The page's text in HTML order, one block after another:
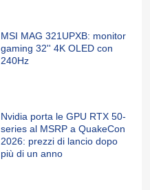
MSI MAG 321UPXB: monitor
gaming 32'' 4K OLED con
240Hz
Nvidia porta le GPU RTX 50-
series al MSRP a QuakeCon
2026: prezzi di lancio dopo
più di un anno